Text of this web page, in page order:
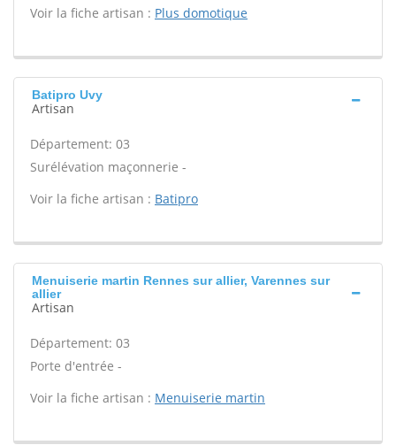
Voir la fiche artisan : Plus domotique
Batipro Uvy
Artisan
Département: 03
Surélévation maçonnerie -
Voir la fiche artisan : Batipro
Menuiserie martin Rennes sur allier, Varennes sur
allier
Artisan
Département: 03
Porte d'entrée -
Voir la fiche artisan : Menuiserie martin